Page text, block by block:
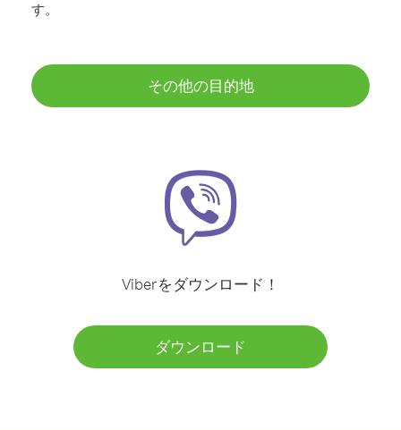
す。
その他の目的地
Viberをダウンロード！
ダウンロード